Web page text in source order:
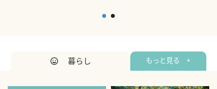
暮らし もっと見る +